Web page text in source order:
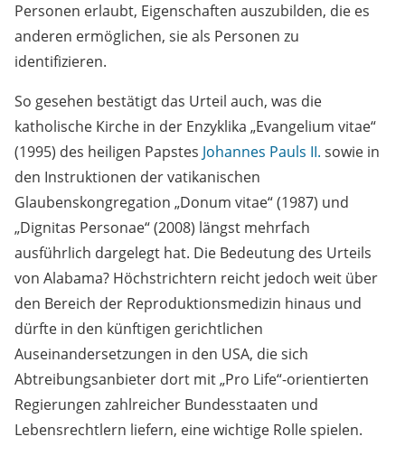
Personen erlaubt, Eigenschaften auszubilden, die es
anderen ermöglichen, sie als Personen zu
identifizieren.
So gesehen bestätigt das Urteil auch, was die
katholische Kirche in der Enzyklika „Evangelium vitae“
(1995) des heiligen Papstes Johannes Pauls II. sowie in
den Instruktionen der vatikanischen
Glaubenskongregation „Donum vitae“ (1987) und
„Dignitas Personae“ (2008) längst mehrfach
ausführlich dargelegt hat. Die Bedeutung des Urteils
von Alabama? Höchstrichtern reicht jedoch weit über
den Bereich der Reproduktionsmedizin hinaus und
dürfte in den künftigen gerichtlichen
Auseinandersetzungen in den USA, die sich
Abtreibungsanbieter dort mit „Pro Life“-orientierten
Regierungen zahlreicher Bundesstaaten und
Lebensrechtlern liefern, eine wichtige Rolle spielen.